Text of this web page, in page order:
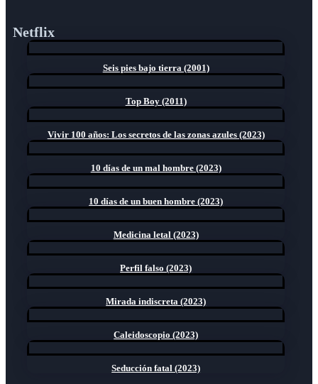
Netflix
Seis pies bajo tierra (2001)
Top Boy (2011)
Vivir 100 años: Los secretos de las zonas azules (2023)
10 días de un mal hombre (2023)
10 días de un buen hombre (2023)
Medicina letal (2023)
Perfil falso (2023)
Mirada indiscreta (2023)
Caleidoscopio (2023)
Seducción fatal (2023)